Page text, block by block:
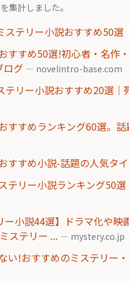
集計しました。
ステリー小説おすすめ50
すすめ50選!初心者・名作
ログ — novelintro-base.com
テリー小説おすすめ20選
すすめランキング60選。
すすめ小説-話題の人気タ
テリー小説ランキング50
ー小説44選】ドラマ化や
ステリー ... — mystery.co.jp
い!おすすめのミステリー